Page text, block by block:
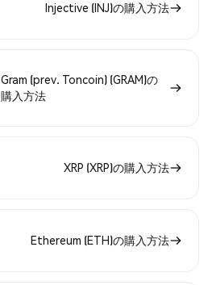
Injective (INJ)の購入方法
Gram (prev. Toncoin) (GRAM)の
購入方法
XRP (XRP)の購入方法
Ethereum (ETH)の購入方法